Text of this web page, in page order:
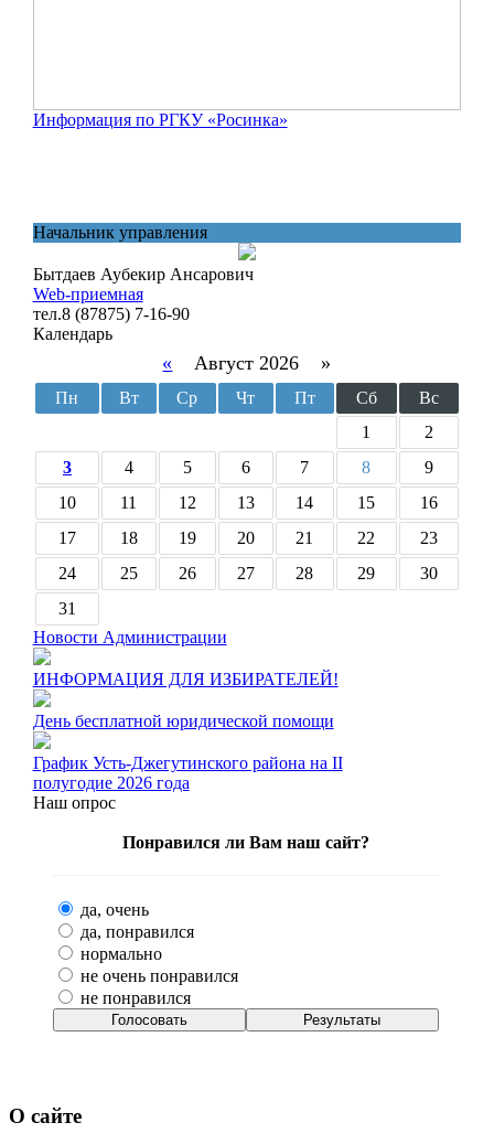
Информация по РГКУ «Росинка»
Начальник управления
Бытдаев Аубекир Ансарович
Web-приемная
тел.8 (87875) 7-16-90
Календарь
« Август 2026 »
Пн Вт Ср Чт Пт Сб
Вс
1
2
3
4 5 6 7 8
9
10
11 12 13 14 15
16
17
18 19 20 21 22
23
24
25 26 27 28 29
30
31
Новости Администрации
ИНФОРМАЦИЯ ДЛЯ ИЗБИРАТЕЛЕЙ!
День бесплатной юридической помощи
График Усть-Джегутинского района на II
полугодие 2026 года
Наш опрос
Понравился ли Вам наш сайт?
да, очень
да, понравился
нормально
не очень понравился
не понравился
О сайте